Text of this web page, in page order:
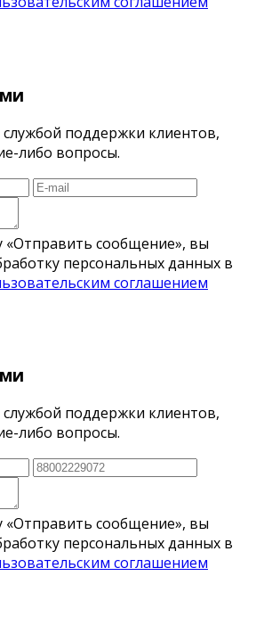
поддержки клиентов,
либо вопросы.
«Отправить сообщение», вы
персональных данных в
соглашением
поддержки клиентов,
либо вопросы.
«Отправить сообщение», вы
персональных данных в
соглашением